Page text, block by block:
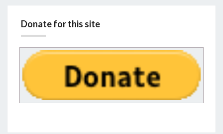
Donate for this site